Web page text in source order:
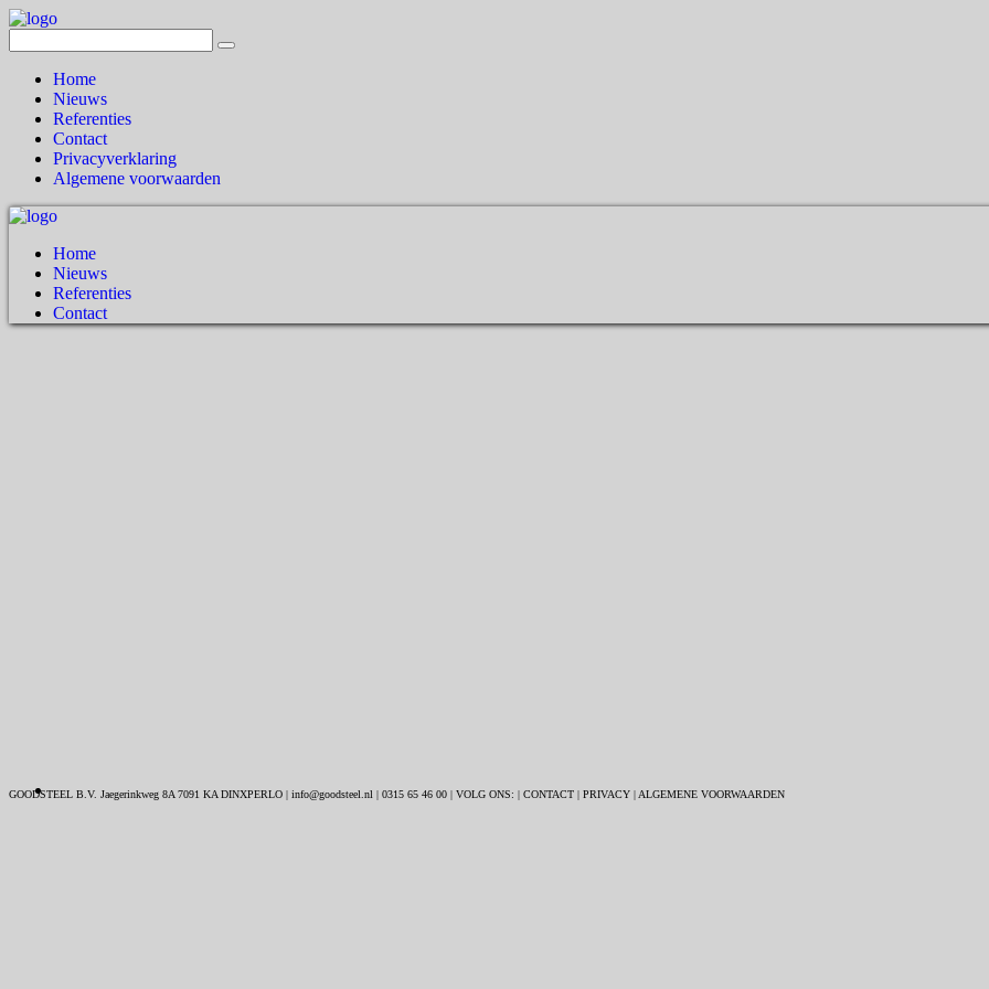
Home
Nieuws
Referenties
Contact
Privacyverklaring
Algemene voorwaarden
Home
Nieuws
Referenties
Contact
GOODSTEEL B.V. Jaegerinkweg 8A 7091 KA DINXPERLO | info@goodsteel.nl | 0315 65 46 00 | VOLG ONS: | CONTACT | PRIVACY | ALGEMENE VOORWAARDEN